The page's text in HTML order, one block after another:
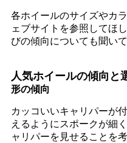
各ホイールのサイズやカ
ェブサイトを参照してほ
びの傾向についても聞いて
人気ホイールの傾向と
形の傾向
カッコいいキャリパーが
えるようにスポークが細
ャリパーを見せることを